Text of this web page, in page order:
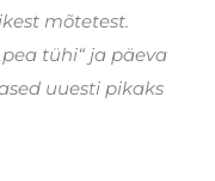
mõtetest.
tühi“ ja päeva
uuesti pikaks